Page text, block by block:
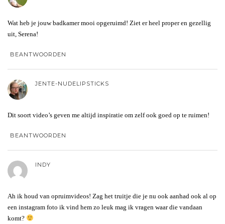
Wat heb je jouw badkamer mooi opgeruimd! Ziet er heel proper en gezellig
uit, Serena!
BEANTWOORDEN
JENTE-NUDELIPSTICKS
Dit soort video’s geven me altijd inspiratie om zelf ook goed op te ruimen!
BEANTWOORDEN
INDY
Ah ik houd van opruimvideos! Zag het truitje die je nu ook aanhad ook al op
een instagram foto ik vind hem zo leuk mag ik vragen waar die vandaan
komt?